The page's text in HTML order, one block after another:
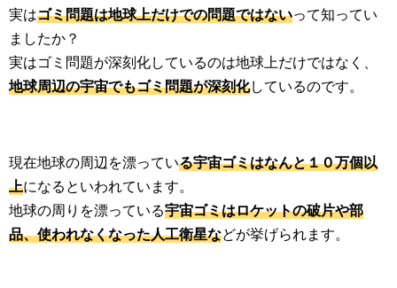
実はゴミ問題は地球上だけでの問題ではないって知ってい
ましたか？
実はゴミ問題が深刻化しているのは地球上だけではなく、
地球周辺の宇宙でもゴミ問題が深刻化しているのです。
現在地球の周辺を漂っている宇宙ゴミはなんと１０万個以
上になるといわれています。
地球の周りを漂っている宇宙ゴミはロケットの破片や部
品、使われなくなった人工衛星などが挙げられます。